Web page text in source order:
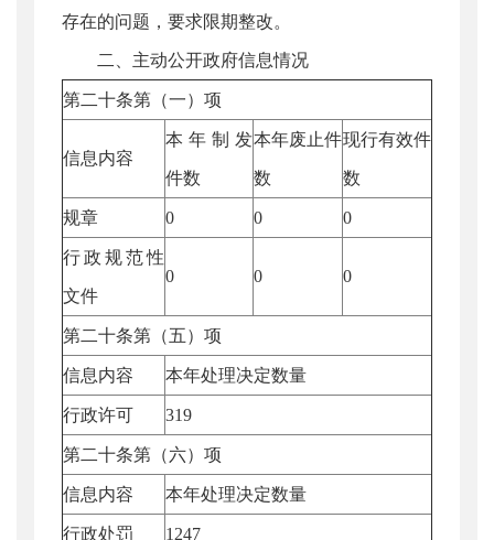
存在的问题，要求限期整改。
二、主动公开政府信息情况
第二十条第（一）项
信息内容
本年制发
件数
本年废止件
数
现行有效件
数
规章 0 0 0
行政规范性
文件
0 0 0
第二十条第（五）项
信息内容 本年处理决定数量
行政许可 319
第二十条第（六）项
信息内容 本年处理决定数量
行政处罚 1247